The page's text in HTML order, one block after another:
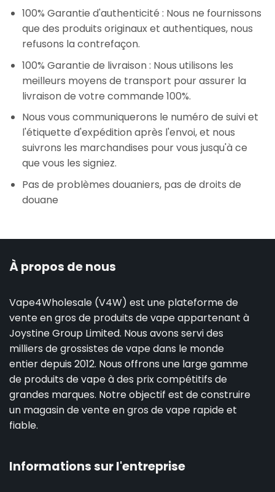
100% Garantie d'authenticité : Nous ne fournissons
que des produits originaux et authentiques, nous
refusons la contrefaçon.
100% Garantie de livraison : Nous utilisons les
meilleurs moyens de transport pour assurer la
livraison de votre commande 100%.
Nous vous communiquerons le numéro de suivi et
l'étiquette d'expédition après l'envoi, et nous
suivrons les marchandises pour vous jusqu'à ce
que vous les signiez.
Pas de problèmes douaniers, pas de droits de
douane
À propos de nous
Vape4Wholesale (V4W) est une plateforme de
vente en gros de produits de vape appartenant à
Joystine Group Limited. Nous avons servi des
milliers de grossistes de vape dans le monde
entier depuis 2012. Nous offrons une large gamme
de produits de vape à des prix compétitifs de
grandes marques. Notre objectif est de construire
un magasin de vente en gros de vape rapide et
fiable.
Informations sur l'entreprise